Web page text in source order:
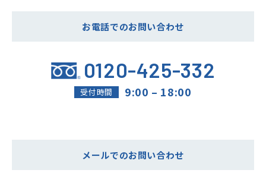
お電話でのお問い合わせ
0120-425-332
受付時間 9:00 – 18:00
メールでのお問い合わせ